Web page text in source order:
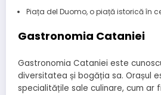
Piața del Duomo, o piață istorică în
Gastronomia Cataniei
Gastronomia Cataniei este
diversitatea și bogăția sa. Orașul
specialitățile sale culinare, cum ar